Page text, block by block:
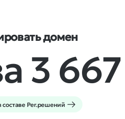
домен
3 667
Рег.решений